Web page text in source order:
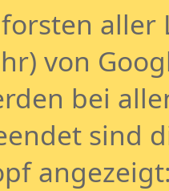
aller
von
bei
sind